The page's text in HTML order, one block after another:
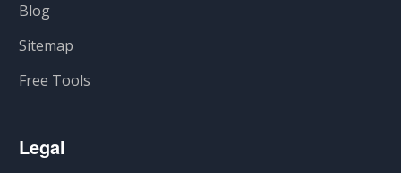
Blog
Sitemap
Free Tools
Legal